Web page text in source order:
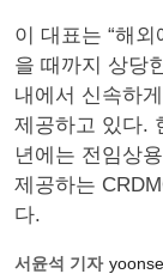
이 대표는 “해
을 때까지 상당
내에서 신속하
제공하고 있다.
년에는 전임상
제공하는
다.
서윤석 기자